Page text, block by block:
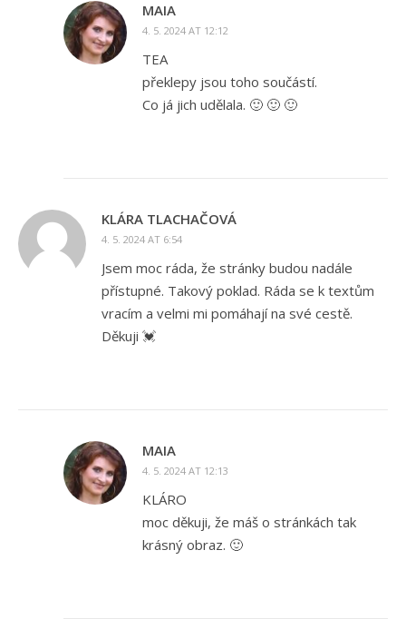
MAIA
4. 5. 2024 AT 12:12
TEA
překlepy jsou toho součástí.
Co já jich udělala. 🙂 🙂 🙂
KLÁRA TLACHAČOVÁ
4. 5. 2024 AT 6:54
Jsem moc ráda, že stránky budou nadále
přístupné. Takový poklad. Ráda se k textům
vracím a velmi mi pomáhají na své cestě.
Děkuji 💓
MAIA
4. 5. 2024 AT 12:13
KLÁRO
moc děkuji, že máš o stránkách tak
krásný obraz. 🙂